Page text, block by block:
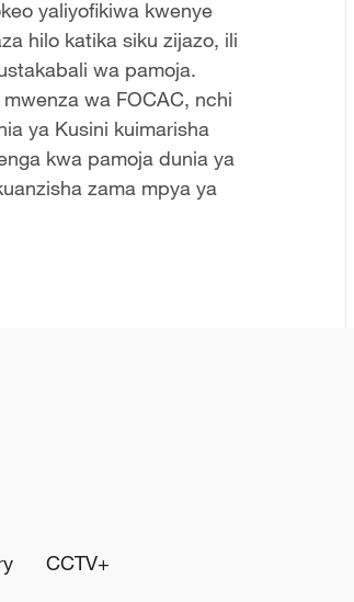
yaliyofikiwa kwenye
hilo katika siku zijazo, ili
wa pamoja.
wa FOCAC, nchi
ya Kusini kuimarisha
kwa pamoja dunia ya
zama mpya ya
CCTV+